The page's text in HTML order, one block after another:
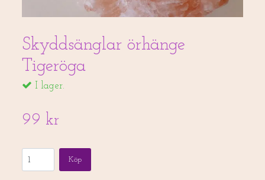
Skyddsänglar örhänge
Tigeröga
I lager.
99 kr
Köp